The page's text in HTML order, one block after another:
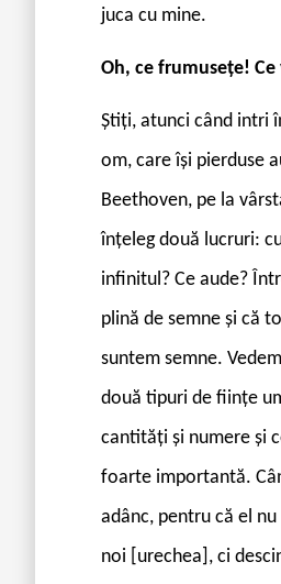
juca cu mine.
Oh, ce frumusețe!
Știți, atunci când intri
om, care își pierduse
Beethoven, pe la
înțeleg două lucruri:
infinitul? Ce aude?
plină de semne și că
suntem semne.
două tipuri de ființe
cantități și numere și
foarte importantă.
adânc, pentru că el
noi [urechea], ci